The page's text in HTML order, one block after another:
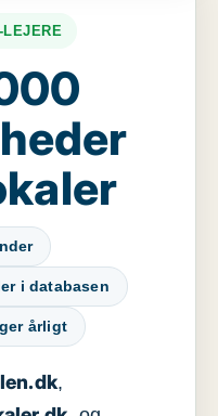
LEJERE
i databasen
årligt
,